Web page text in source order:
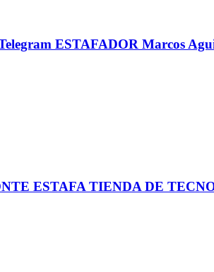
ESTAFADOR Marcos
ESTAFA TIENDA DE